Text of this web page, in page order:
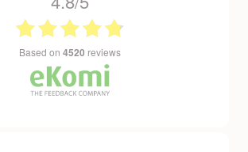
based on 4520 reviews